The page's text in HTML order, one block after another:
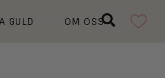
GULD OM OSS